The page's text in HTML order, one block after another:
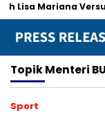
Mariana Versus
TopikMenteri
Sport